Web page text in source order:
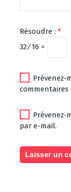
Résoudre : *
32 ⁄ 16 =
Prévenez-
commentaires
Prévenez-
par e-mail.